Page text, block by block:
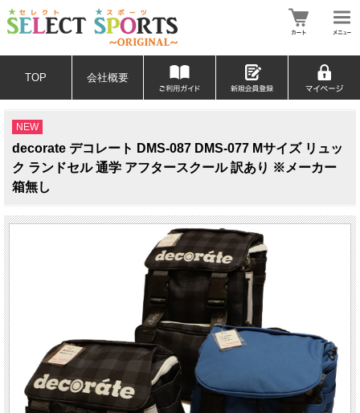
TOP 会社概要
NEW
decorate デコレート DMS-087 DMS-077 Mサイズ リュッ
ク ランドセル 通学 アフタースクール 訳あり ※メーカー
箱無し